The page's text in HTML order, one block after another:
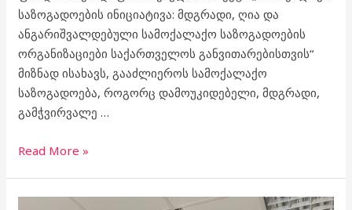
საზოგადოების ინიციატივა: მდგრადი, ღია და
ანგარიშვალდებული სამოქალაქო საზოგადოების
ორგანიზაციები საქართველოს განვითარებისთვის“
მიზნად ისახავს, გააძლიეროს სამოქალაქო
საზოგადოება, როგორც დამოუკიდებელი, მდგრადი,
გამჭვირვალე …
Read More »